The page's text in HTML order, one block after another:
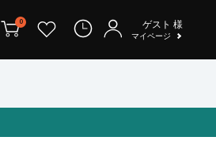
0 ゲスト 様
マイページ